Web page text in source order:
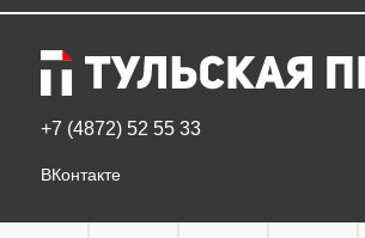
+7 (4872) 52 55 33
ВКонтакте